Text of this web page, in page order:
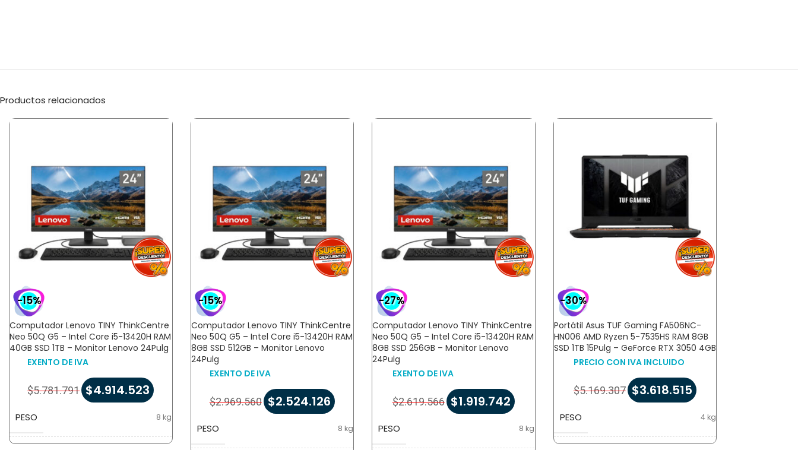
Productos relacionados
-15%
Computador Lenovo TINY ThinkCentre
Neo 50Q G5 – Intel Core i5-13420H RAM
40GB SSD 1TB – Monitor Lenovo 24Pulg
EXENTO DE IVA
$5.781.791 $4.914.523
PESO 8 kg
-15%
Computador Lenovo TINY ThinkCentre
Neo 50Q G5 – Intel Core i5-13420H RAM
8GB SSD 512GB – Monitor Lenovo
24Pulg
EXENTO DE IVA
$2.969.560 $2.524.126
PESO 8 kg
-27%
Computador Lenovo TINY ThinkCentre
Neo 50Q G5 – Intel Core i5-13420H RAM
8GB SSD 256GB – Monitor Lenovo
24Pulg
EXENTO DE IVA
$2.619.566 $1.919.742
PESO 8 kg
-30%
Portátil Asus TUF Gaming FA506NC-
HN006 AMD Ryzen 5-7535HS RAM 8GB
SSD 1TB 15Pulg – GeForce RTX 3050 4GB
PRECIO CON IVA INCLUIDO
$5.169.307 $3.618.515
PESO 4 kg